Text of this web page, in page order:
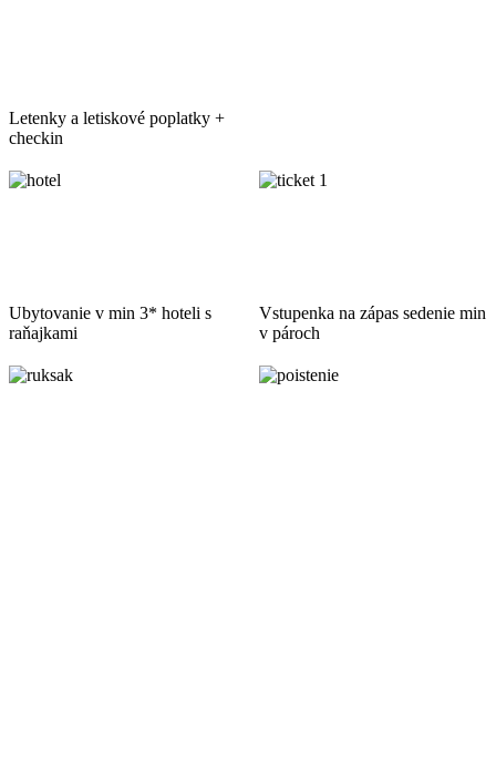
Letenky a letiskové poplatky +
checkin
Ubytovanie v min 3* hoteli s
raňajkami
Vstupenka na zápas sedenie min
v pároch